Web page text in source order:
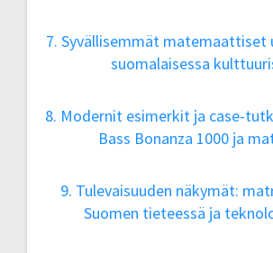
7. Syvällisemmät
suomalaisessa
8. Modernit esimerkit ja case-
Bass Bonanza 1000 ja
9. Tulevaisuuden näkymät:
Suomen tieteessä ja